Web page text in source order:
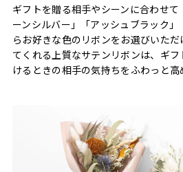
ギフトを贈る相手やシーンに合わせ
ーンシルバー」「アッシュブラック
らお好きな色のリボンをお選びいた
てくれる上質なサテンリボンは、ギ
けるときの相手の気持ちをふわっと高